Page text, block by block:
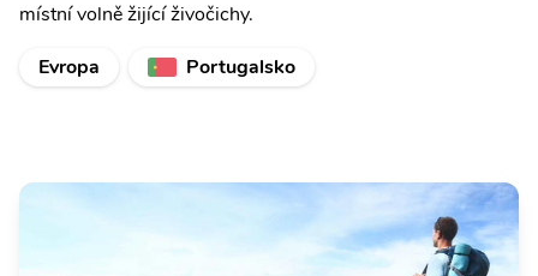
místní volně žijící živočichy.
Evropa
Portugalsko